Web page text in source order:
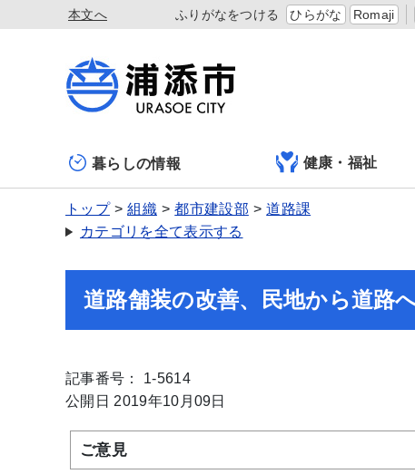
本文へ ふりがなをつける ひらがな Romaji
暮らしの情報 健康・福祉
トップ 組織 都市建設部
道路課
カテゴリを全て表示する
道路舗装の改善、民地から道路
記事番号： 1-5614
公開日 2019年10月09日
ご意見